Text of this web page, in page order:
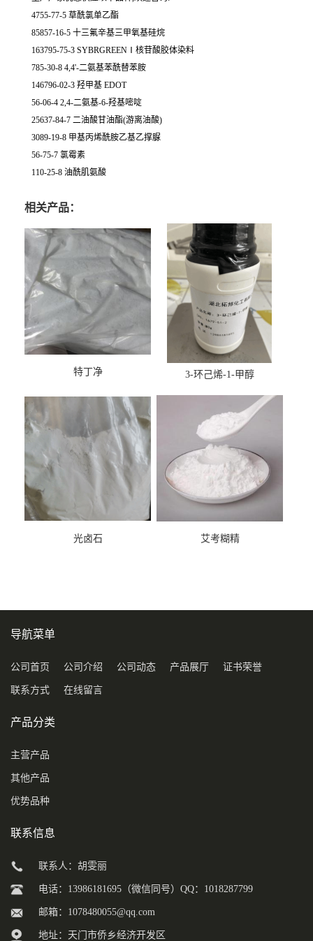
4755-77-5 草酰氯单乙酯
85857-16-5 十三氟辛基三甲氧基硅烷
163795-75-3 SYBRGREENⅠ核苷酸胶体染料
785-30-8 4,4'-二氨基苯酰替苯胺
146796-02-3 羟甲基 EDOT
56-06-4 2,4-二氨基-6-羟基嘧啶
25637-84-7 二油酸甘油酯(游离油酸)
3089-19-8 甲基丙烯酰胺乙基乙撑脲
56-75-7 氯霉素
110-25-8 油酰肌氨酸
相关产品：
特丁净 3-环己烯-1-甲醇
光卤石 艾考糊精
导航菜单
公司首页 公司介绍 公司动态 产品展厅 证书荣誉
联系方式 在线留言
产品分类
主营产品
其他产品
优势品种
联系信息
联系人：胡雯丽
电话：13986181695（微信同号）QQ：1018287799
邮箱： 1078480055@qq.com
地址：天门市侨乡经济开发区